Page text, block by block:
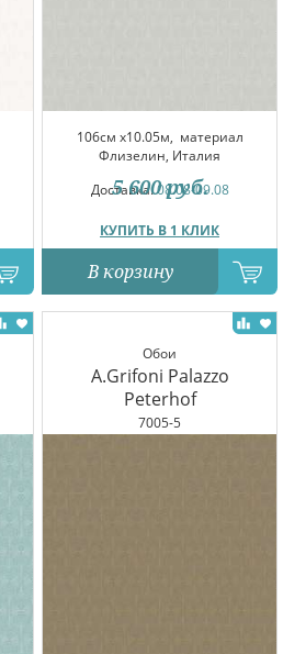
106см x10.05м, материал
Флизелин, Италия
Доставка:08.08-09.08
КУПИТЬ В 1 КЛИК
5 600 руб.
В корзину
Обои
A.Grifoni Palazzo
Peterhof
7005-5